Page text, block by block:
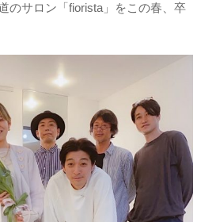
のサロン「fiorista」をこの春、卒